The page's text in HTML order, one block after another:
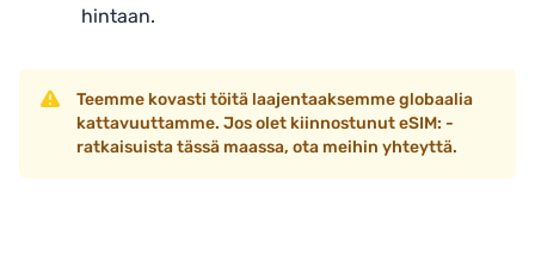
hintaan.
Teemme kovasti töitä laajentaaksemme globaalia
kattavuuttamme. Jos olet kiinnostunut eSIM: -
ratkaisuista tässä maassa, ota meihin yhteyttä.